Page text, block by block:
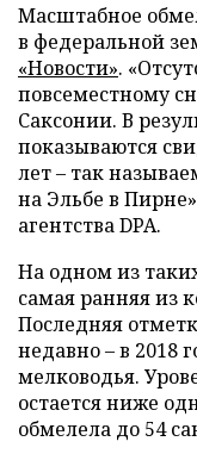
Масштабное
в федеральной
«Новости».
повсеместному
Саксонии. В
показываются
лет – так
на Эльбе в
агентства DPA.
На одном из
самая ранняя из
Последняя
недавно – в 2018
мелководья.
остается ниже
обмелела до 54